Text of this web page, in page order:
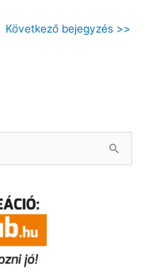
Következő bejegyzés >>